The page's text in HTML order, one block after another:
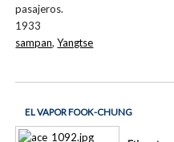
pasajeros.
1933
sampan,Yangtse
EL VAPOR FOOK-CHUNG